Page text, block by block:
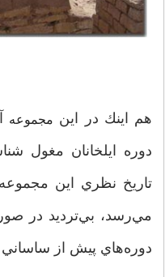
هم اينك در اين مجموعه
دوره ايلخانان مغول
تاريخ نظري اين
مي‌رسد، بي‌ترديد در
دوره‌هاي پيش از